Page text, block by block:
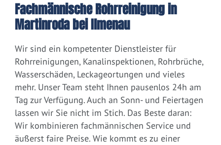
Fachmännische Rohrreinigung in
Martinroda bei Ilmenau
Wir sind ein kompetenter Dienstleister für
Rohrreinigungen, Kanalinspektionen, Rohrbrüche,
Wasserschäden, Leckageortungen und vieles
mehr. Unser Team steht Ihnen pausenlos 24h am
Tag zur Verfügung. Auch an Sonn- und Feiertagen
lassen wir Sie nicht im Stich. Das Beste daran:
Wir kombinieren fachmännischen Service und
äußerst faire Preise. Wie kommt es zu einer